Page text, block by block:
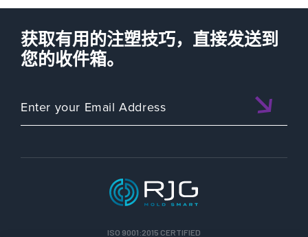
获取有用的注塑技巧，直接发送到
您的收件箱。
ISO 9001:2015 CERTIFIED